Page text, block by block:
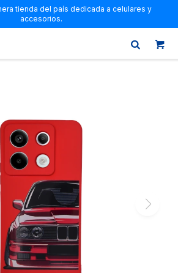
tienda del país dedicada a celulares y
accesorios.